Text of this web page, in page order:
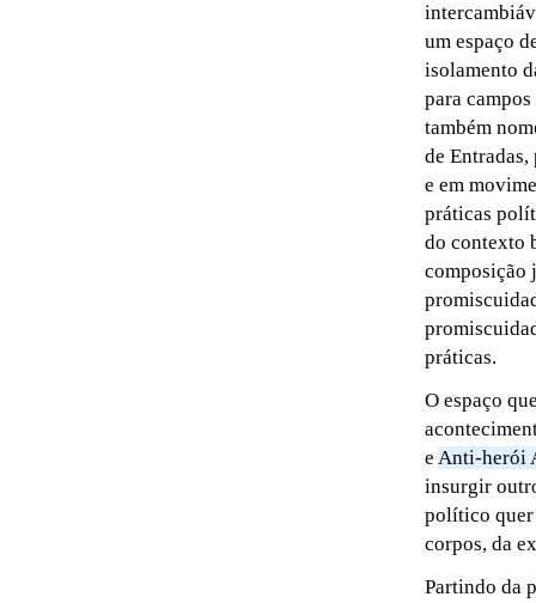
um espaço
isolamento
para
também
de Entradas,
e em
práticas
do contexto
composição
práticas.
O espaço
e Anti-herói
insurgir
político quer
corpos, da
Partindo da